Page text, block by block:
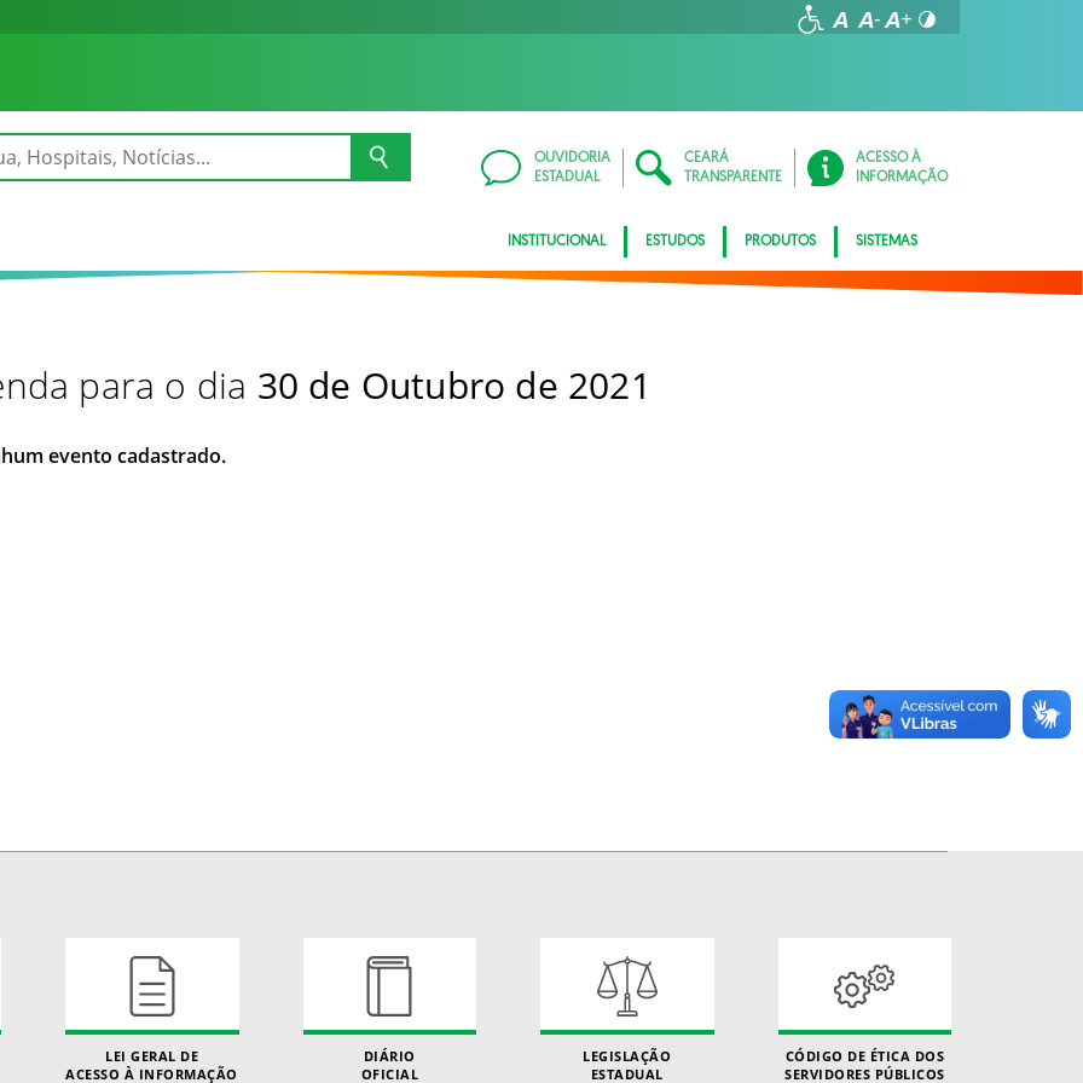
OUVIDORIA
ESTADUAL
CEARÁ
TRANSPARENTE
ACESSO À
INFORMAÇÃO
INSTITUCIONAL ESTUDOS PRODUTOS SISTEMAS
para o dia 30 de Outubro de 2021
evento cadastrado.
LEI GERAL DE
ACESSO À INFORMAÇÃO
DIÁRIO
OFICIAL
LEGISLAÇÃO
ESTADUAL
CÓDIGO DE ÉTICA DOS
SERVIDORES PÚBLICOS